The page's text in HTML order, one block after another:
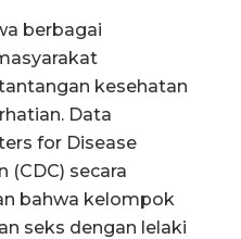
berbagai
kesehatan
Data
for Disease
(CDC) secara
bahwa kelompok
seks dengan lelaki